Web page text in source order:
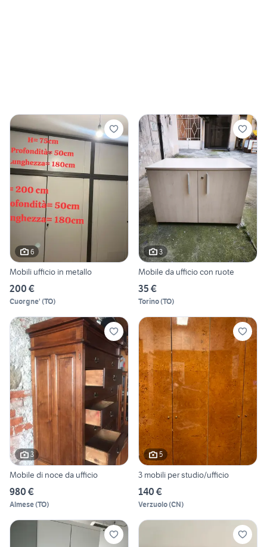
6
Mobili ufficio in metallo
200 €
Cuorgne' (TO)
3
Mobile da ufficio con ruote
35 €
Torino(TO)
3
Mobile di noce da ufficio
980 €
Almese(TO)
5
3 mobili per studio/ufficio
140 €
Verzuolo(CN)